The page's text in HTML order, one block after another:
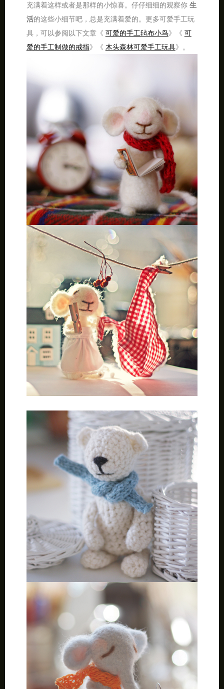
充满着这样或者是那样的小惊喜。仔仔细细的观察你 生
活的这些小细节吧，总是充满着爱的。更多可爱手工玩
具，可以参阅以下文章《 可爱的手工毡布小鸟》《 可
爱的手工制做的戒指》《 木头森林可爱手工玩具》。